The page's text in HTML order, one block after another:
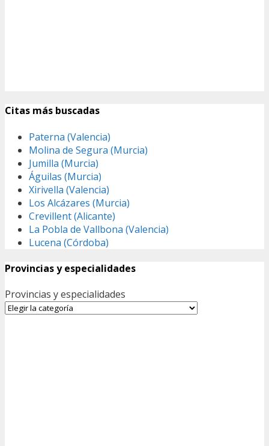
Citas más buscadas
Paterna (Valencia)
Molina de Segura (Murcia)
Jumilla (Murcia)
Águilas (Murcia)
Xirivella (Valencia)
Los Alcázares (Murcia)
Crevillent (Alicante)
La Pobla de Vallbona (Valencia)
Lucena (Córdoba)
Provincias y especialidades
Provincias y especialidades